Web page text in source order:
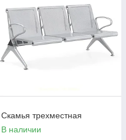
Скамья трехместная
В наличии